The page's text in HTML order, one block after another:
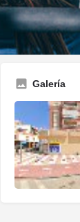
Informar
Galería